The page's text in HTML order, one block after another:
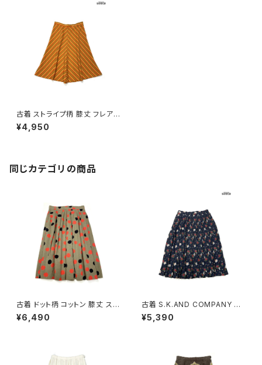
古着 ストライプ柄 膝丈 フレア
スカート オレンジ (btu250500
1)
¥4,950
同じカテゴリの商品
古着 ドット柄 コットン 膝丈 スカ
ート 茶 (ba2607006)
¥6,490
古着 S.K.AND COMPANY 花
柄 膝丈 プリーツ スカート 紺 (b
tu2604016)
¥5,390